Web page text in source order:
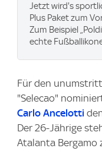
Jetzt wird's
Plus Paket zum
Zum Beispiel
echte
Für den
"Selecao"
Carlo Ancelotti
Der 26-Jährige
Atalanta Bergamo